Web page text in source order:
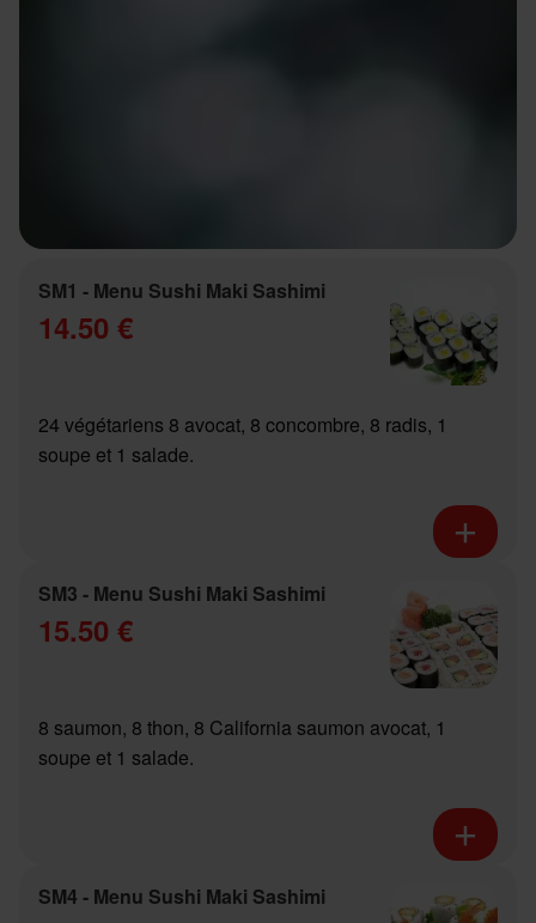
SM1 - Menu Sushi Maki Sashimi
14.50 €
24 végétariens 8 avocat, 8 concombre, 8 radis, 1
soupe et 1 salade.
SM3 - Menu Sushi Maki Sashimi
15.50 €
8 saumon, 8 thon, 8 California saumon avocat, 1
soupe et 1 salade.
SM4 - Menu Sushi Maki Sashimi